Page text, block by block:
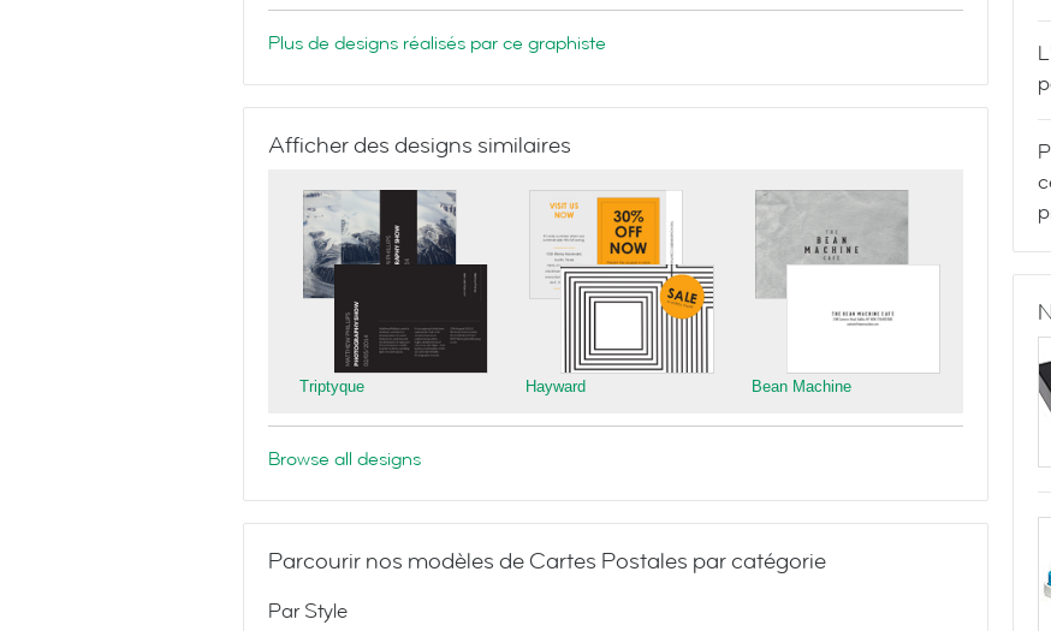
Plus de designs réalisés par ce graphiste
Afficher des designs similaires
Triptyque Hayward Bean Machine
Browse all designs
Parcourir nos modèles de Cartes Postales par catégorie
Par Style